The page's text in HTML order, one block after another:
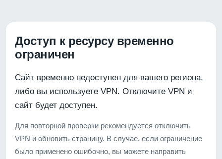
Доступ к ресурсу временно
ограничен
Сайт временно недоступен для вашего региона,
либо вы используете VPN. Отключите VPN и
сайт будет доступен.
Для повторной проверки рекомендуется отключить
VPN и обновить страницу. В случае, если ограничение
было применено ошибочно, вы можете направить